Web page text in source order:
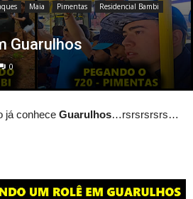
Maia Pimentas
Residencial Bambi
Guarulhos
0
já conhece Guarulhos…rsrsrsrsrs…